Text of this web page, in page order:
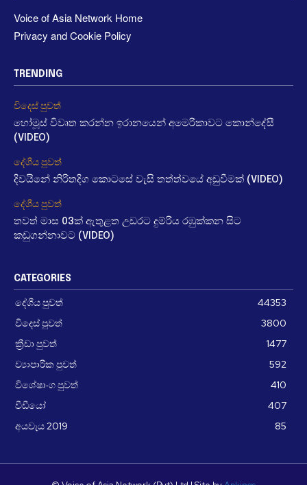
Voice of Asia Network Home
Privacy and Cookie Policy
TRENDING
විදෙස් පුවත්
හෝමූස් විවෘත කරන්න ඉරානයෙන් අමෙරිකාවට කොන්දේසී
(VIDEO)
දේශීය පුවත්
දිවයිනේ නිරිතදිග කොටසේ වැසි තත්ත්වයේ අඩුවීමක් (VIDEO)
දේශීය පුවත්
තවත් මාස 03ක් ඇතුළත උඩරට දුම්රිය රඹුක්කන සිට
කඩුගන්නාවට (VIDEO)
CATEGORIES
දේශීය පුවත්
44353
විදෙස් පුවත්
3800
ක්‍රීඩා පුවත්
1477
ව්‍යාපාරික පුවත්
592
විශේෂාංග පුවත්
410
වීඩීයෝ
407
අයවැය 2019
85